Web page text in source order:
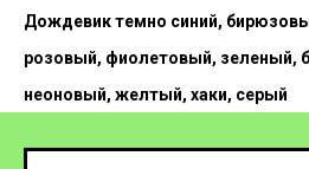
Дождевик темно синий,
розовый, фиолетовый, зеленый,
неоновый, желтый, хаки, серый